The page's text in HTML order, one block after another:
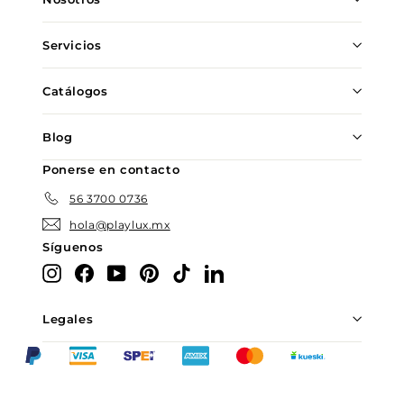
correo
Servicios
Catálogos
Blog
Ponerse en contacto
56 3700 0736
hola@playlux.mx
Síguenos
InstagramFacebookYouTubePinterest
TikTok
Legales